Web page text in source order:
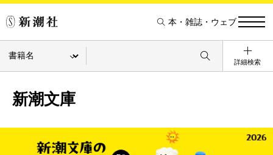
本・雑誌・ウェブ
詳細検索
新潮文庫